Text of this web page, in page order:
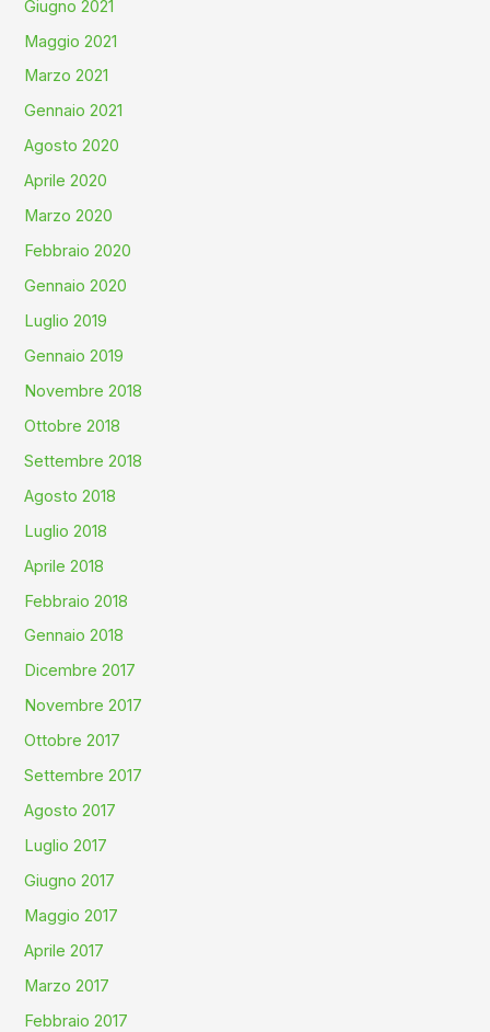
Giugno 2021
Maggio 2021
Marzo 2021
Gennaio 2021
Agosto 2020
Aprile 2020
Marzo 2020
Febbraio 2020
Gennaio 2020
Luglio 2019
Gennaio 2019
Novembre 2018
Ottobre 2018
Settembre 2018
Agosto 2018
Luglio 2018
Aprile 2018
Febbraio 2018
Gennaio 2018
Dicembre 2017
Novembre 2017
Ottobre 2017
Settembre 2017
Agosto 2017
Luglio 2017
Giugno 2017
Maggio 2017
Aprile 2017
Marzo 2017
Febbraio 2017